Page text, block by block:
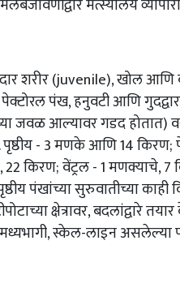
मत्स्यालय
शरीर (juvenile), खोल
पंख, हनुवटी आणि
जवळ आल्यावर गडद होतात)
- 3 मणके आणि 14 किरण;
22 किरण; वेंट्रल - 1
पंखांच्या सुरुवातीच्या
क्षेत्रावर, बदलांद्वारे
स्केल-लाइन